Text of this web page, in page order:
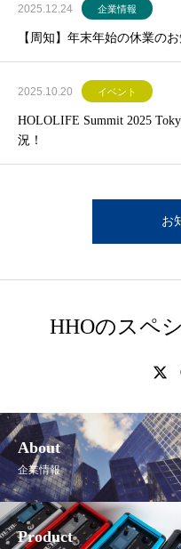
2025.12.24 企業情報
【周知】年末年始の休業の
2025.10.20 イベント
HOLOLIFE Summit 2025
況！
お
HHOのスペ
About
企業情報
Product